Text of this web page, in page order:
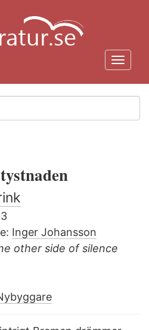
Inger Johansson
other side of silence